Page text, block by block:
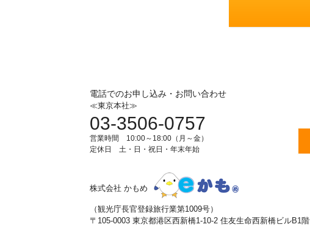
電話でのお申し込み・お問い合わせ
≪東京本社≫
03-3506-0757
営業時間 10:00～18:00（月～金）
定休日 土・日・祝日・年末年始
株式会社 かもめ
（観光庁長官登録旅行業第1009号）
〒105-0003 東京都港区西新橋1-10-2 住友生命西新橋ビルB1階